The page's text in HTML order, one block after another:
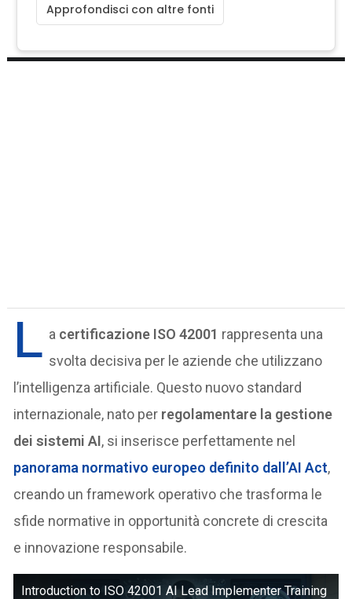
Approfondisci con altre fonti
L a certificazione ISO 42001 rappresenta una
svolta decisiva per le aziende che utilizzano
l’intelligenza artificiale. Questo nuovo standard
internazionale, nato per regolamentare la gestione
dei sistemi AI, si inserisce perfettamente nel
panorama normativo europeo definito dall’AI Act,
creando un framework operativo che trasforma le
sfide normative in opportunità concrete di crescita
e innovazione responsabile.
Introduction to ISO 42001 AI Lead Implementer Training